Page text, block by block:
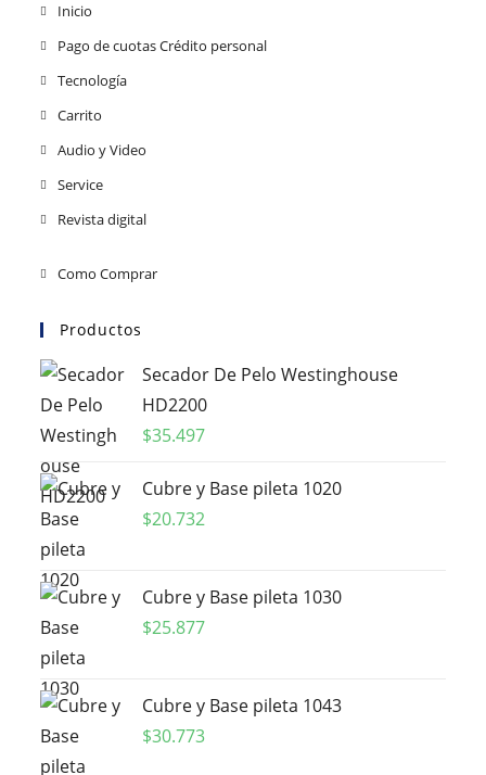
Inicio
Pago de cuotas Crédito personal
Tecnología
Carrito
Audio y Video
Service
Revista digital
Como Comprar
Productos
Secador De Pelo Westinghouse
HD2200
$35.497
Cubre y Base pileta 1020
$20.732
Cubre y Base pileta 1030
$25.877
Cubre y Base pileta 1043
$30.773